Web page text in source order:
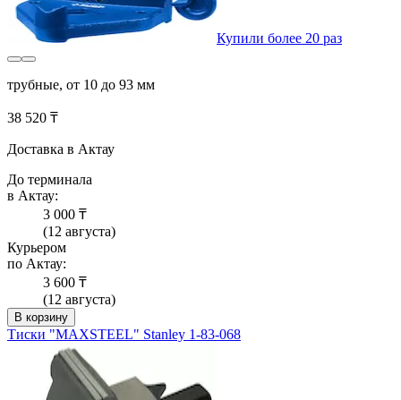
Купили более 20 раз
трубные, от 10 до 93 мм
38 520 ₸
Доставка в Актау
До терминала
в Актау:
3 000 ₸
(12 августа)
Курьером
по Актау:
3 600 ₸
(12 августа)
В корзину
Тиски "MAXSTEEL" Stanley 1-83-068